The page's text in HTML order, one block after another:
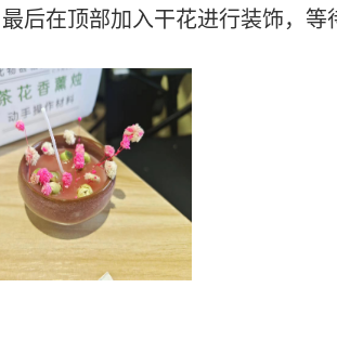
后在顶部加入干花进行装饰，等